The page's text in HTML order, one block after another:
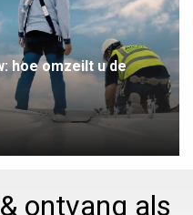
hoe omzeilt u de
ontvang als